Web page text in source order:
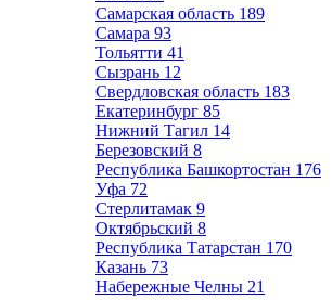
Самарская область 189
Самара 93
Тольятти 41
Сызрань 12
Свердловская область 183
Екатеринбург 85
Нижний Тагил 14
Березовский 8
Республика Башкортостан 176
Уфа 72
Стерлитамак 9
Октябрьский 8
Республика Татарстан 170
Казань 73
Набережные Челны 21